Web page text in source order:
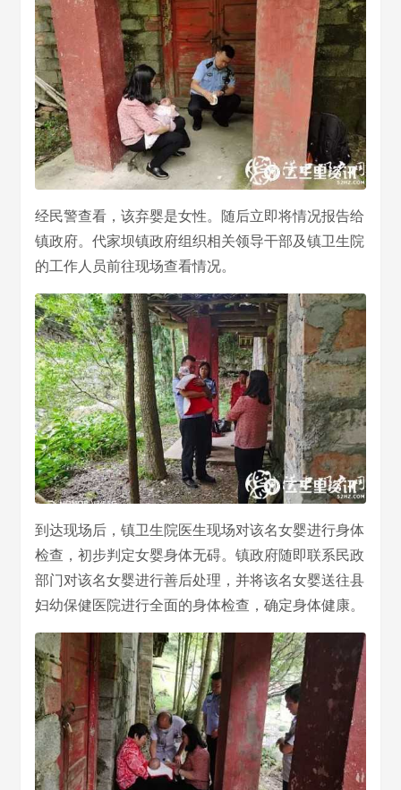
经民警查看，该弃婴是女性。随后立即将情况报告给
镇政府。代家坝镇政府组织相关领导干部及镇卫生院
的工作人员前往现场查看情况。
到达现场后，镇卫生院医生现场对该名女婴进行身体
检查，初步判定女婴身体无碍。镇政府随即联系民政
部门对该名女婴进行善后处理，并将该名女婴送往县
妇幼保健医院进行全面的身体检查，确定身体健康。